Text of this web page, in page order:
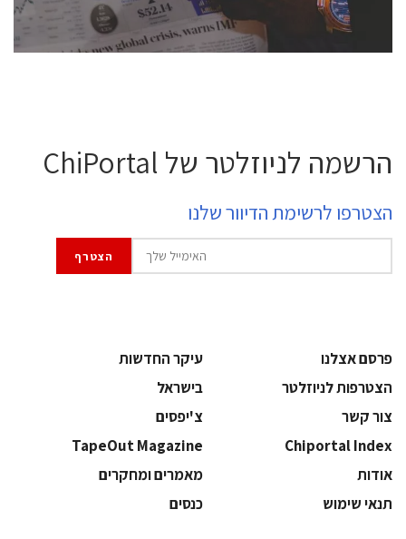
לחץ לפרטים
הרשמה לניוזלטר של ChiPortal
הצטרפו לרשימת הדיוור שלנו
פרסם אצלנו
עיקר החדשות
הצטרפות לניוזלטר
בישראל
צור קשר
צ'יפסים
Chiportal Index
TapeOut Magazine
אודות
מאמרים ומחקרים
תנאי שימוש
כנסים